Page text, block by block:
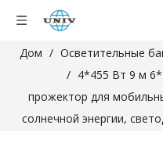
Дом / Осветительные
/ 4*455 Вт 9 м
прожектор для
солнечной энергии,